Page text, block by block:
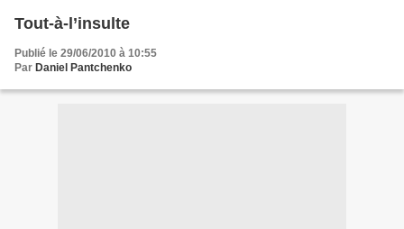
Tout-à-l’insulte
Publié le 29/06/2010 à 10:55
Par Daniel Pantchenko